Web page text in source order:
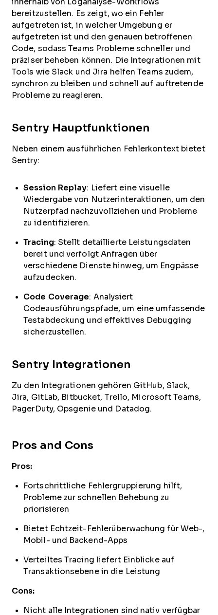
innerhalb von Loganalyse-Workflows
bereitzustellen. Es zeigt, wo ein Fehler
aufgetreten ist, in welcher Umgebung er
aufgetreten ist und den genauen betroffenen
Code, sodass Teams Probleme schneller und
präziser beheben können. Die Integrationen mit
Tools wie Slack und Jira helfen Teams zudem,
synchron zu bleiben und schnell auf auftretende
Probleme zu reagieren.
Sentry Hauptfunktionen
Neben einem ausführlichen Fehlerkontext bietet
Sentry:
Session Replay: Liefert eine visuelle
Wiedergabe von Nutzerinteraktionen, um den
Nutzerpfad nachzuvollziehen und Probleme
zu identifizieren.
Tracing: Stellt detaillierte Leistungsdaten
bereit und verfolgt Anfragen über
verschiedene Dienste hinweg, um Engpässe
aufzudecken.
Code Coverage: Analysiert
Codeausführungspfade, um eine umfassende
Testabdeckung und effektives Debugging
sicherzustellen.
Sentry Integrationen
Zu den Integrationen gehören GitHub, Slack,
Jira, GitLab, Bitbucket, Trello, Microsoft Teams,
PagerDuty, Opsgenie und Datadog.
Pros and Cons
Pros:
Fortschrittliche Fehlergruppierung hilft,
Probleme zur schnellen Behebung zu
priorisieren
Bietet Echtzeit-Fehlerüberwachung für Web-,
Mobil- und Backend-Apps
Verteiltes Tracing liefert Einblicke auf
Transaktionsebene in die Leistung
Cons:
Nicht alle Integrationen sind nativ verfügbar